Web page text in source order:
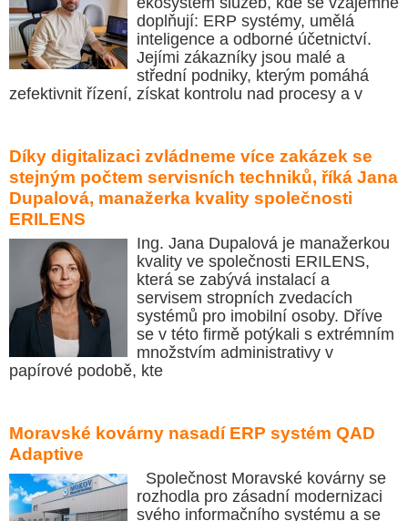
doplňují: ERP systémy, umělá
inteligence a odborné účetnictví.
Jejími zákazníky jsou malé a
střední podniky, kterým pomáhá
zefektivnit řízení, získat kontrolu nad procesy a v
Díky digitalizaci zvládneme více zakázek se
stejným počtem servisních techniků, říká Jana
Dupalová, manažerka kvality společnosti
ERILENS
Ing. Jana Dupalová je manažerkou
kvality ve společnosti ERILENS,
která se zabývá instalací a
servisem stropních zvedacích
systémů pro imobilní osoby. Dříve
se v této firmě potýkali s extrémním
množstvím administrativy v
papírové podobě, kte
Moravské kovárny nasadí ERP systém QAD
Adaptive
Společnost Moravské kovárny se
rozhodla pro zásadní modernizaci
svého informačního systému a se